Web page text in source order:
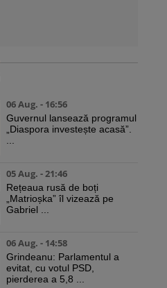
06 Aug. - 16:56
Guvernul lansează programul
„Diaspora investește acasă”.
05 Aug. - 21:46
Rețeaua rusă de boți
„Matrioșka” îl vizează pe
Gabriel ...
06 Aug. - 14:58
Grindeanu: Parlamentul a
evitat, cu votul PSD,
pierderea a 5,8 ...